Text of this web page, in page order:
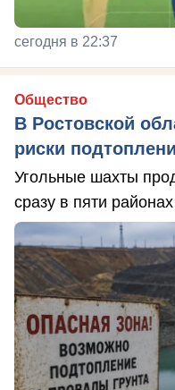
сегодня в 22:37
Общество
В Ростовской
риски
Угольные шахты
сразу в пяти районах